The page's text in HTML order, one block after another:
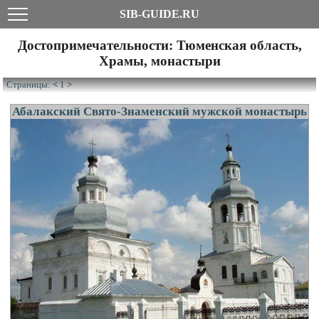
SIB-GUIDE.RU
Достопримечательности: Тюменская область,
Храмы, монастыри
Страницы:< 1 >
Абалакский Свято-Знаменский мужской монастырь